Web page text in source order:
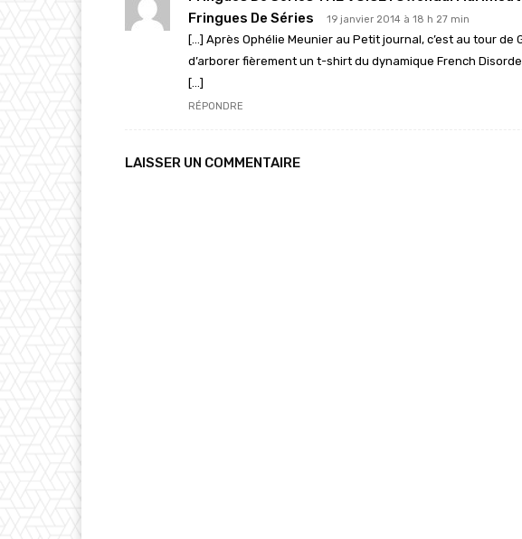
Fringues De Séries
19 janvier 2014 à 18 h 27 min
[…] Après Ophélie Meunier au Petit journal, c’est au tour de
d’arborer fièrement un t-shirt du dynamique French
[…]
RÉPONDRE
LAISSER UN COMMENTAIRE